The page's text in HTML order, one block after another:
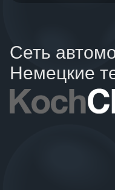
Сеть
Немецкие